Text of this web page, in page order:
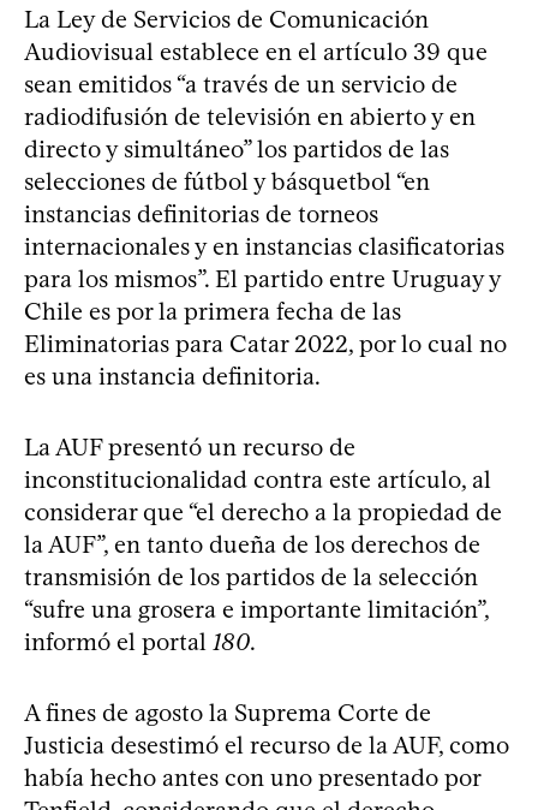
La Ley de Servicios de Comunicación
Audiovisual establece en el artículo 39 que
sean emitidos “a través de un servicio de
radiodifusión de televisión en abierto y en
directo y simultáneo” los partidos de las
selecciones de fútbol y básquetbol “en
instancias definitorias de torneos
internacionales y en instancias clasificatorias
para los mismos”. El partido entre Uruguay y
Chile es por la primera fecha de las
Eliminatorias para Catar 2022, por lo cual no
es una instancia definitoria.
La AUF presentó un recurso de
inconstitucionalidad contra este artículo, al
considerar que “el derecho a la propiedad de
la AUF”, en tanto dueña de los derechos de
transmisión de los partidos de la selección
“sufre una grosera e importante limitación”,
informó el portal 180.
A fines de agosto la Suprema Corte de
Justicia desestimó el recurso de la AUF, como
había hecho antes con uno presentado por